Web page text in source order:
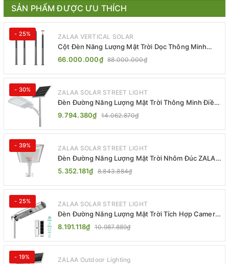
SẢN PHẨM ĐƯỢC ƯU THÍCH
- 25% ZALAA VERTICAL SOLAR
Cột Đèn Năng Lượng Mặt Trời Dọc Thông Minh
ZSR-YYDS-360 | ZALAA Jsc
66.000.000₫ 88.000.000₫
- 30% ZALAA SOLAR STREET LIGHT
Đèn Đường Năng Lượng Mặt Trời Thông Minh Điều
Khiển MPPT ZL-GMX01 ZALAA
9.794.380₫ 14.062.870₫
- 39% ZALAA SOLAR STREET LIGHT
Đèn Đường Năng Lượng Mặt Trời Nhôm Đúc ZALAA
ZL-BWH Cao Cấp IP65
5.352.181₫ 8.843.884₫
- 25% ZALAA SOLAR STREET LIGHT
Đèn Đường Năng Lượng Mặt Trời Tích Hợp Camera
ZALAA ZL-BJ04-CCTV (80W, IP65)
8.191.118₫ 10.987.889₫
- 19% ZALAA Outdoor Lighting